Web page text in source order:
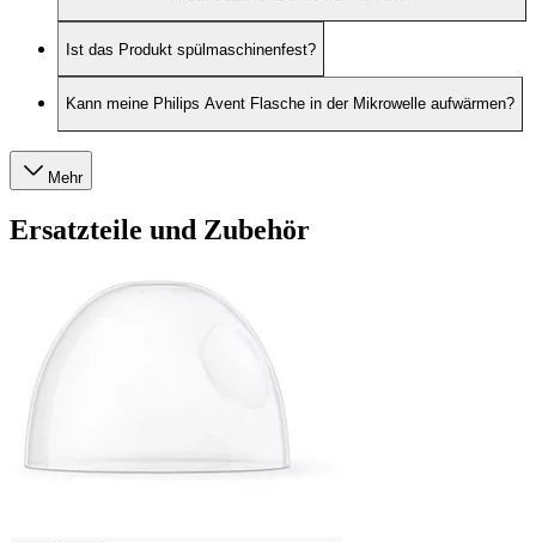
Ist das Produkt spülmaschinenfest?
Kann meine Philips Avent Flasche in der Mikrowelle aufwärmen?
Mehr
Ersatzteile und Zubehör